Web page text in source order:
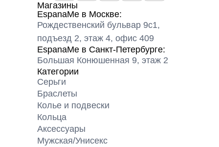
Магазины
EspanaMe в Москве:
Рождественский бульвар 9с1,
подъезд 2, этаж 4, офис 409
EspanaMe в Санкт-Петербурге:
Большая Конюшенная 9, этаж 2
Категории
Серьги
Браслеты
Колье и подвески
Кольца
Аксессуары
Мужская/Унисекс